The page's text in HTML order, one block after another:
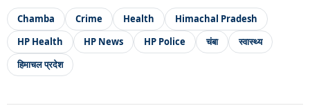
Chamba Crime Health
Himachal Pradesh
HP Health
HP News HP Police चंबा
स्वास्थ्य
हिमाचल प्रदेश